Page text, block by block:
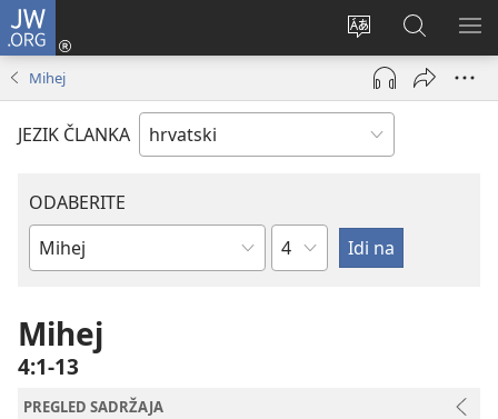
JW.ORG
Promijeni
jezik
Prijava
(otvara
prozor)
JW.ORG
|
Pretraga
Mihej
JEZIK ČLANKA
ODABERITE
Biblijska
Poglavlje
Mihej
4:1-13
PREGLED SADRŽAJA